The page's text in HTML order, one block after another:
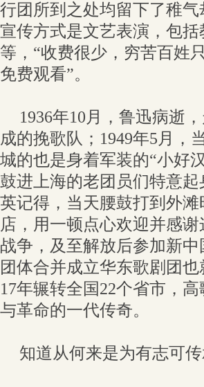
行团所到之处均留下了稚
宣传方式是文艺表演，包
等，“收费很少，穷苦百姓
免费观看”。
1936年10月，鲁迅病逝
成的挽歌队；1949年5月，
城的也是身着军装的“小好
鼓进上海的老团员们特意
英记得，当天腰鼓打到外
店，用一顿点心欢迎并感
战争，及至解放后参加新
团体合并成立华东歌剧团
17年辗转全国22个省市，
与革命的一代传奇。
知道从何来是为有志可